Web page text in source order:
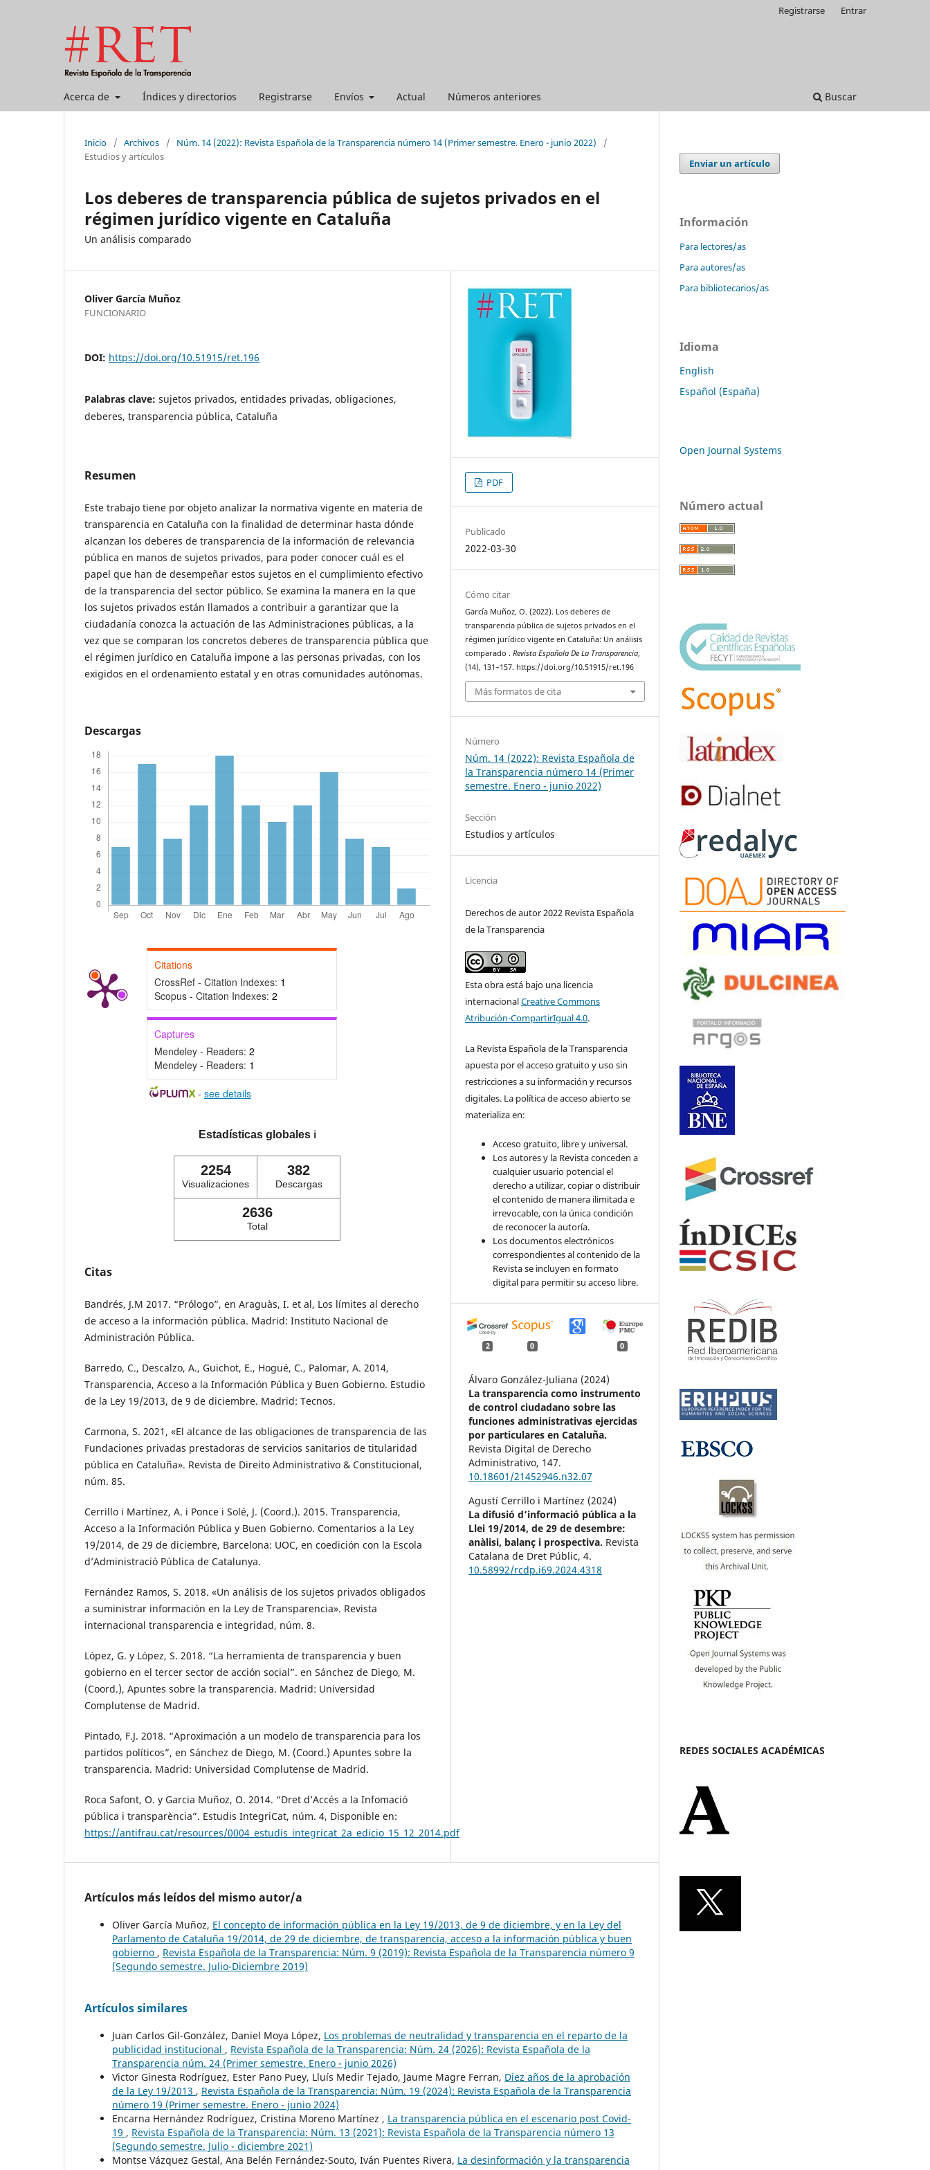
Acerca de Índices y directorios Registrarse Envíos Actual Números anteriores Buscar
Registrarse Entrar
Inicio / Archivos / Núm. 14 (2022): Revista Española de la Transparencia número 14 (Primer semestre. Enero - junio 2022)
/
Estudios y artículos
Los deberes de transparencia pública de sujetos privados en el
régimen jurídico vigente en Cataluña
Un análisis comparado
Oliver García Muñoz
FUNCIONARIO
DOI: https://doi.org/10.51915/ret.196
Palabras clave: sujetos privados, entidades privadas, obligaciones,
deberes, transparencia pública, Cataluña
Resumen
Este trabajo tiene por objeto analizar la normativa vigente en materia de
transparencia en Cataluña con la finalidad de determinar hasta dónde
alcanzan los deberes de transparencia de la información de relevancia
pública en manos de sujetos privados, para poder conocer cuál es el
papel que han de desempeñar estos sujetos en el cumplimiento efectivo
de la transparencia del sector público. Se examina la manera en la que
los sujetos privados están llamados a contribuir a garantizar que la
ciudadanía conozca la actuación de las Administraciones públicas, a la
vez que se comparan los concretos deberes de transparencia pública que
el régimen jurídico en Cataluña impone a las personas privadas, con los
exigidos en el ordenamiento estatal y en otras comunidades autónomas.
Descargas
Citations
CrossRef - Citation Indexes: 1
Scopus - Citation Indexes: 2
Captures
Mendeley - Readers: 2
Mendeley - Readers: 1
- see details
Estadísticas globales ℹ️
2254
Visualizaciones
382
Descargas
2636
Total
Citas
Bandrés, J.M 2017. “Prólogo”, en Araguàs, I. et al, Los límites al derecho
de acceso a la información pública. Madrid: Instituto Nacional de
Administración Pública.
Barredo, C., Descalzo, A., Guichot, E., Hogué, C., Palomar, A. 2014,
Transparencia, Acceso a la Información Pública y Buen Gobierno. Estudio
de la Ley 19/2013, de 9 de diciembre. Madrid: Tecnos.
Carmona, S. 2021, «El alcance de las obligaciones de transparencia de las
Fundaciones privadas prestadoras de servicios sanitarios de titularidad
pública en Cataluña». Revista de Direito Administrativo & Constitucional,
núm. 85.
Cerrillo i Martínez, A. i Ponce i Solé, J. (Coord.). 2015. Transparencia,
Acceso a la Información Pública y Buen Gobierno. Comentarios a la Ley
19/2014, de 29 de diciembre, Barcelona: UOC, en coedición con la Escola
d’Administració Pública de Catalunya.
Fernández Ramos, S. 2018. «Un análisis de los sujetos privados obligados
a suministrar información en la Ley de Transparencia». Revista
internacional transparencia e integridad, núm. 8.
López, G. y López, S. 2018. “La herramienta de transparencia y buen
gobierno en el tercer sector de acción social”. en Sánchez de Diego, M.
(Coord.), Apuntes sobre la transparencia. Madrid: Universidad
Complutense de Madrid.
Pintado, F.J. 2018. “Aproximación a un modelo de transparencia para los
partidos políticos”, en Sánchez de Diego, M. (Coord.) Apuntes sobre la
transparencia. Madrid: Universidad Complutense de Madrid.
Roca Safont, O. y Garcia Muñoz, O. 2014. “Dret d’Accés a la Infomació
pública i transparència”. Estudis IntegriCat, núm. 4, Disponible en:
https://antifrau.cat/resources/0004_estudis_integricat_2a_edicio_15_12_2014.pdf
PDF
Publicado
2022-03-30
Cómo citar
García Muñoz, O. (2022). Los deberes de
transparencia pública de sujetos privados en el
régimen jurídico vigente en Cataluña: Un análisis
comparado .Revista Española De La Transparencia,
(14), 131–157. https://doi.org/10.51915/ret.196
Más formatos de cita
Número
Núm. 14 (2022): Revista Española de
la Transparencia número 14 (Primer
semestre. Enero - junio 2022)
Sección
Estudios y artículos
Licencia
Derechos de autor 2022 Revista Española
de la Transparencia
Esta obra está bajo una licencia
internacionalCreative Commons
Atribución-CompartirIgual 4.0.
La Revista Española de la Transparencia
apuesta por el acceso gratuito y uso sin
restricciones a su información y recursos
digitales. La política de acceso abierto se
materializa en:
Acceso gratuito, libre y universal.
Los autores y la Revista conceden a
cualquier usuario potencial el
derecho a utilizar, copiar o distribuir
el contenido de manera ilimitada e
irrevocable, con la única condición
de reconocer la autoría.
Los documentos electrónicos
correspondientes al contenido de la
Revista se incluyen en formato
digital para permitir su acceso libre.
2 0 0
Álvaro González-Juliana (2024)
La transparencia como instrumento
de control ciudadano sobre las
funciones administrativas ejercidas
por particulares en Cataluña.
Revista Digital de Derecho
Administrativo, 147.
10.18601/21452946.n32.07
Agustí Cerrillo i Martínez (2024)
La difusió d’informació pública a la
Llei 19/2014, de 29 de desembre:
anàlisi, balanç i prospectiva. Revista
Catalana de Dret Públic,4.
10.58992/rcdp.i69.2024.4318
Artículos más leídos del mismo autor/a
Oliver García Muñoz, El concepto de información pública en la Ley 19/2013, de 9 de diciembre, y en la Ley del
Parlamento de Cataluña 19/2014, de 29 de diciembre, de transparencia, acceso a la información pública y buen
gobierno , Revista Española de la Transparencia: Núm. 9 (2019): Revista Española de la Transparencia número 9
(Segundo semestre. Julio-Diciembre 2019)
Artículos similares
Juan Carlos Gil-González, Daniel Moya López, Los problemas de neutralidad y transparencia en el reparto de la
publicidad institucional , Revista Española de la Transparencia: Núm. 24 (2026): Revista Española de la
Transparencia núm. 24 (Primer semestre. Enero - junio 2026)
Victor Ginesta Rodríguez, Ester Pano Puey, Lluís Medir Tejado, Jaume Magre Ferran, Diez años de la aprobación
de la Ley 19/2013 , Revista Española de la Transparencia: Núm. 19 (2024): Revista Española de la Transparencia
número 19 (Primer semestre. Enero - junio 2024)
Encarna Hernández Rodríguez, Cristina Moreno Martínez , La transparencia pública en el escenario post Covid-
19 , Revista Española de la Transparencia: Núm. 13 (2021): Revista Española de la Transparencia número 13
(Segundo semestre. Julio - diciembre 2021)
Montse Vázquez Gestal, Ana Belén Fernández-Souto, Iván Puentes Rivera, La desinformación y la transparencia
Enviar un artículo
Información
Para lectores/as
Para autores/as
Para bibliotecarios/as
Idioma
English
Español (España)
Open Journal Systems
Número actual
REDES SOCIALES ACADÉMICAS